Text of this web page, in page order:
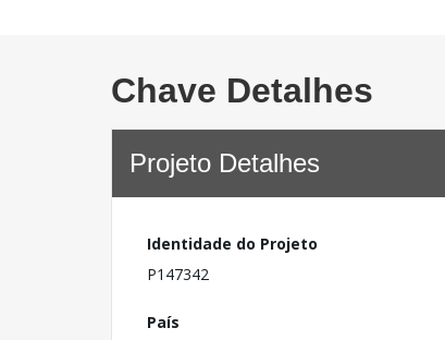
Chave Detalhes
Projeto Detalhes
Identidade do Projeto
P147342
País